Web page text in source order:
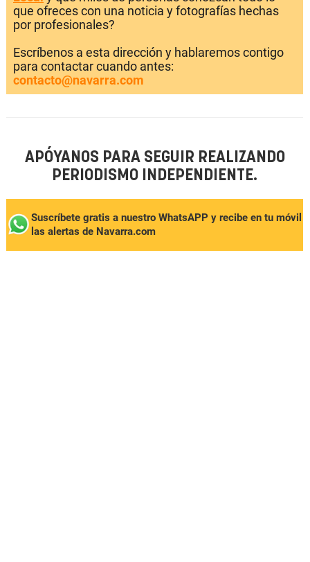
que ofreces con una noticia y fotografías hechas
por profesionales?
Escríbenos a esta dirección y hablaremos contigo
para contactar cuando antes:
contacto@navarra.com
APÓYANOS PARA SEGUIR REALIZANDO
PERIODISMO INDEPENDIENTE.
Suscríbete gratis a nuestro WhatsAPP y recibe en tu móvil
las alertas de Navarra.com